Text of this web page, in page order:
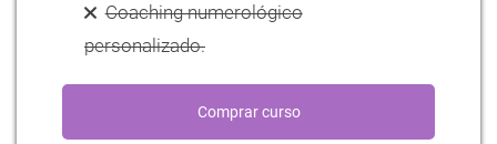
Coaching numerológico
personalizado.